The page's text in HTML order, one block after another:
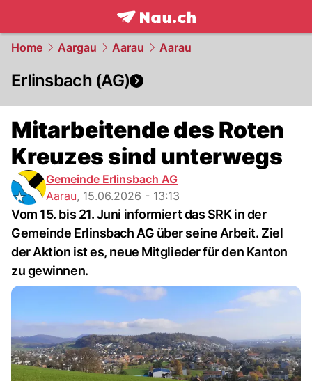
frontpage.NAU.ch
Home Aargau Aarau Aarau
Erlinsbach (AG)
Mitarbeitende des Roten
Kreuzes sind unterwegs
Gemeinde Erlinsbach AG
Aarau, 15.06.2026 - 13:13
Vom 15. bis 21. Juni informiert das SRK in der
Gemeinde Erlinsbach AG über seine Arbeit. Ziel
der Aktion ist es, neue Mitglieder für den Kanton
zu gewinnen.